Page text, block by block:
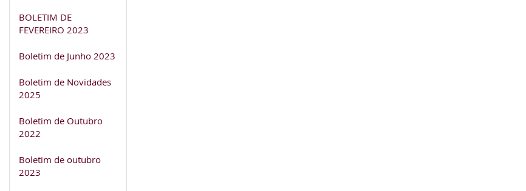
BOLETIM DE
FEVEREIRO 2023
Boletim de Junho 2023
Boletim de Novidades
2025
Boletim de Outubro
2022
Boletim de outubro
2023